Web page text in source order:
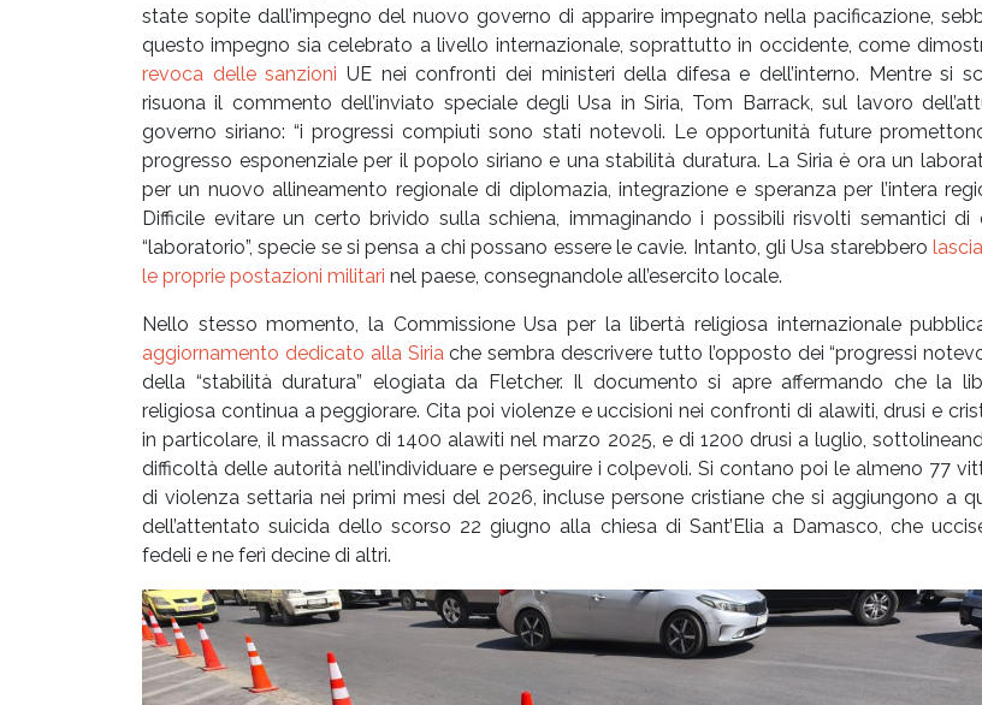
state sopite dall’impegno del nuovo governo di apparire impegnato nella pacificazione,
questo impegno sia celebrato a livello internazionale, soprattutto in occidente, come
revoca delle sanzioni UE nei confronti dei ministeri della difesa e dell’interno. Mentre si
risuona il commento dell’inviato speciale degli Usa in Siria, Tom Barrack, sul lavoro
governo siriano: “i progressi compiuti sono stati notevoli. Le opportunità future
progresso esponenziale per il popolo siriano e una stabilità duratura. La Siria è ora un
per un nuovo allineamento regionale di diplomazia, integrazione e speranza per l’intera
Difficile evitare un certo brivido sulla schiena, immaginando i possibili risvolti semantici di
“laboratorio”, specie se si pensa a chi possano essere le cavie. Intanto, gli Usa starebbero
le proprie postazioni militari nel paese, consegnandole all’esercito locale.
Nello stesso momento, la Commissione Usa per la libertà religiosa internazionale
aggiornamento dedicato alla Siriache sembra descrivere tutto l’opposto dei “progressi
della “stabilità duratura” elogiata da Fletcher. Il documento si apre affermando che la
religiosa continua a peggiorare. Cita poi violenze e uccisioni nei confronti di alawiti, drusi e
in particolare, il massacro di 1400 alawiti nel marzo 2025, e di 1200 drusi a luglio,
difficoltà delle autorità nell’individuare e perseguire i colpevoli. Si contano poi le almeno 77
di violenza settaria nei primi mesi del 2026, incluse persone cristiane che si aggiungono a
dell’attentato suicida dello scorso 22 giugno alla chiesa di Sant’Elia a Damasco, che
fedeli e ne ferì decine di altri.